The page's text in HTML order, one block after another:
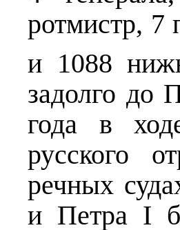
ротмистр, 7
и 1088
задолго до
года в
русского
речных
и Петра I